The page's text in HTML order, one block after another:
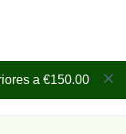
a €150.00